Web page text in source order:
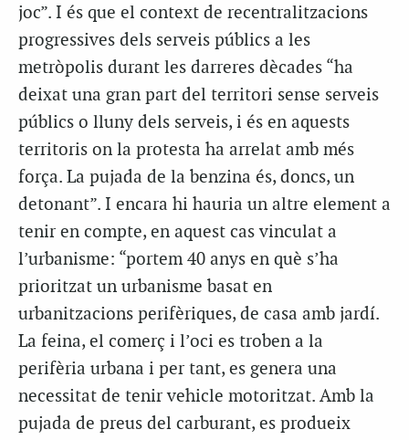
joc”. I és que el context de recentralitzacions
progressives dels serveis públics a les
metròpolis durant les darreres dècades “ha
deixat una gran part del territori sense serveis
públics o lluny dels serveis, i és en aquests
territoris on la protesta ha arrelat amb més
força. La pujada de la benzina és, doncs, un
detonant”. I encara hi hauria un altre element a
tenir en compte, en aquest cas vinculat a
l’urbanisme: “portem 40 anys en què s’ha
prioritzat un urbanisme basat en
urbanitzacions perifèriques, de casa amb jardí.
La feina, el comerç i l’oci es troben a la
perifèria urbana i per tant, es genera una
necessitat de tenir vehicle motoritzat. Amb la
pujada de preus del carburant, es produeix